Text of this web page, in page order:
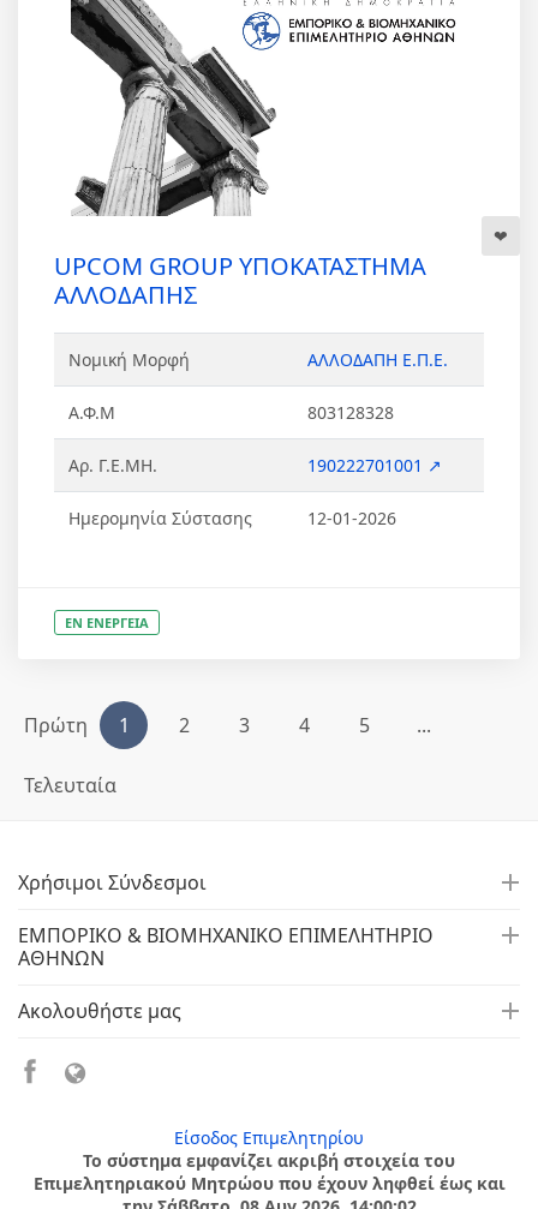
UPCOM GROUP ΥΠΟΚΑΤΑΣΤΗΜΑ
ΑΛΛΟΔΑΠΗΣ
Νομική Μορφή ΑΛΛΟΔΑΠΗ Ε.Π.Ε.
Α.Φ.Μ 803128328
Αρ. Γ.Ε.ΜΗ. 190222701001 ↗
Ημερομηνία Σύστασης 12-01-2026
ΕΝ ΕΝΕΡΓΕΙΑ
Πρώτη 1 2 3 4 5 ...
Τελευταία
Χρήσιμοι Σύνδεσμοι
ΕΜΠΟΡΙΚΟ & ΒΙΟΜΗΧΑΝΙΚΟ ΕΠΙΜΕΛΗΤΗΡΙΟ
ΑΘΗΝΩΝ
Ακολουθήστε μας
Είσοδος Επιμελητηρίου
Το σύστημα εμφανίζει ακριβή στοιχεία του
Επιμελητηριακού Μητρώου που έχουν ληφθεί έως και